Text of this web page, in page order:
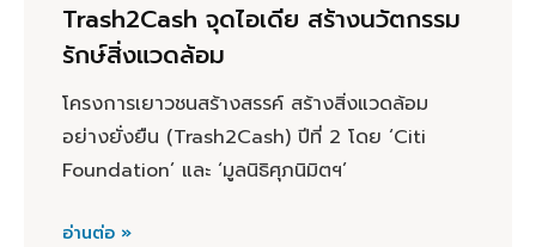
Trash2Cash จุดไอเดีย สร้างนวัตกรรม
รักษ์สิ่งแวดล้อม
โครงการเยาวชนสร้างสรรค์ สร้างสิ่งแวดล้อม
อย่างยั่งยืน (Trash2Cash) ปีที่ 2 โดย ‘Citi
Foundation’ และ ‘มูลนิธิศุภนิมิตฯ’
อ่านต่อ »